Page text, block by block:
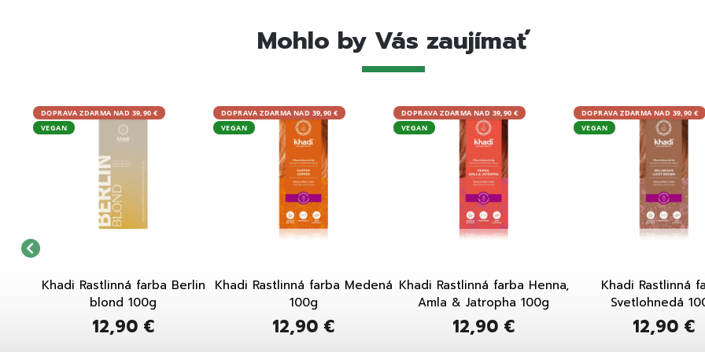
Mohlo by Vás zaujímať
DOPRAVA ZDARMA NAD 39,90 €
VEGAN
Khadi Rastlinná farba Berlin
blond 100g
12,90 €
DOPRAVA ZDARMA NAD 39,90 €
VEGAN
Khadi Rastlinná farba Medená
100g
12,90 €
DOPRAVA ZDARMA NAD 39,90 €
VEGAN
Khadi Rastlinná farba Henna,
Amla & Jatropha 100g
12,90 €
DOPRAVA ZDARMA NAD 39,90 €
VEGAN
Khadi Rastlinná
Svetlohnedá
12,90 €